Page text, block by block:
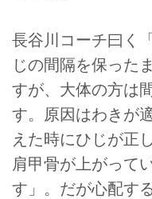
長谷川コーチ曰く
じの間隔を保った
すが、大体の方は
す。原因はわきが
えた時にひじが正
肩甲骨が上がって
す」。だが心配す